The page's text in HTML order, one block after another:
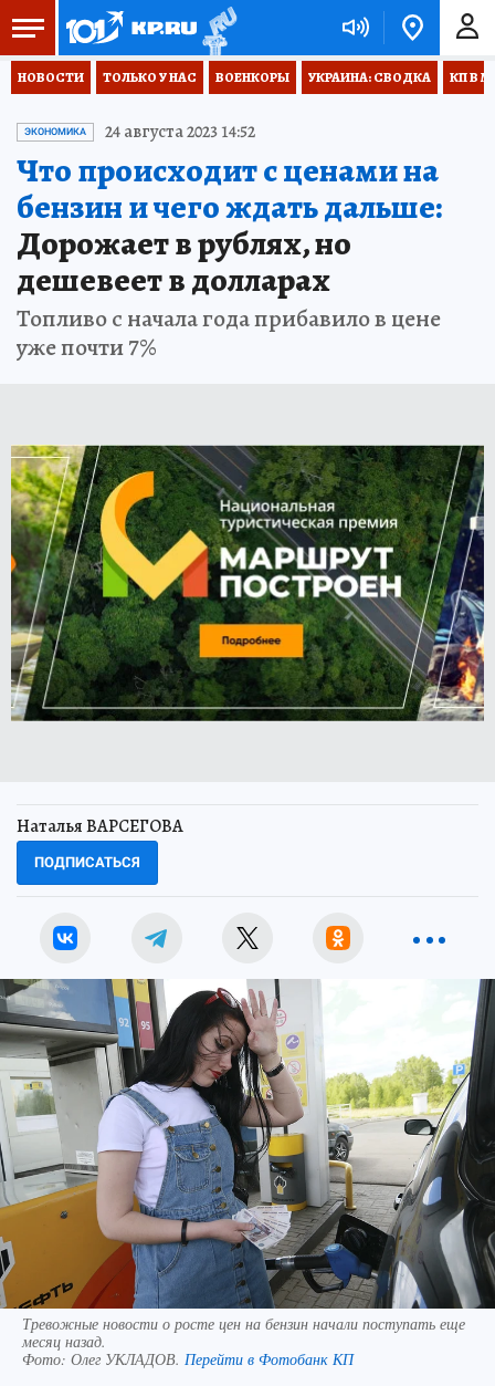
НОВОСТИ ТОЛЬКО У НАС ВОЕНКОРЫ УКРАИНА: СВОДКА КП В
ЭКОНОМИКА 24 августа 2023 14:52
Что происходит с ценами на
бензин и чего ждать дальше:
Дорожает в рублях, но
дешевеет в долларах
Топливо с начала года прибавило в цене
уже почти 7%
Наталья ВАРСЕГОВА
ПОДПИСАТЬСЯ
Тревожные новости о росте цен на бензин начали поступать еще
месяц назад.
Фото: Олег УКЛАДОВ. Перейти в Фотобанк КП